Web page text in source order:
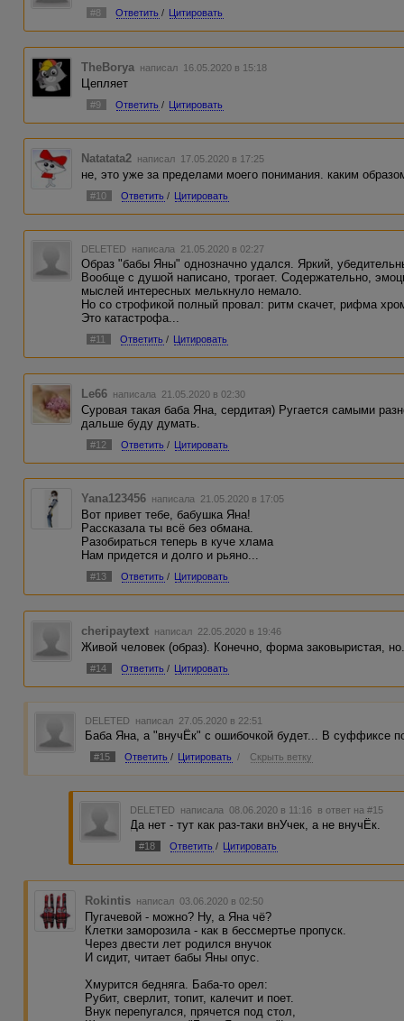
#8 Ответить / Цитировать
TheBorya написал 16.05.2020 в 15:18
Цепляет
#9 Ответить / Цитировать
Natatata2 написал 17.05.2020 в 17:25
не, это уже за пределами моего понимания. каким
#10 Ответить / Цитировать
DELETED написала 21.05.2020 в 02:27
Образ "бабы Яны" однозначно удался. Яркий,
Вообще с душой написано, трогает. Содержательно,
мыслей интересных мелькнуло немало.
Но со строфикой полный провал: ритм скачет, рифма
Это катастрофа...
#11 Ответить / Цитировать
Le66 написала 21.05.2020 в 02:30
Суровая такая баба Яна, сердитая) Ругается самыми
дальше буду думать.
#12 Ответить / Цитировать
Yana123456 написала 21.05.2020 в 17:05
Вот привет тебе, бабушка Яна!
Рассказала ты всё без обмана.
Разобираться теперь в куче хлама
Нам придется и долго и рьяно...
#13 Ответить / Цитировать
cheripaytext написал 22.05.2020 в 19:46
Живой человек (образ). Конечно, форма заковыристая,
#14 Ответить / Цитировать
DELETED написал 27.05.2020 в 22:51
Баба Яна, а "внучЁк" с ошибочкой будет... В суффиксе
#15 Ответить / Цитировать / Скрыть ветку
DELETED написала 08.06.2020 в 11:16 в ответ на #15
Да нет - тут как раз-таки внУчек, а не внучЁк.
#18 Ответить / Цитировать
Rokintis написал 03.06.2020 в 02:50
Пугачевой - можно? Ну, а Яна чё?
Клетки заморозила - как в бессмертье пропуск.
Через двести лет родился внучок
И сидит, читает бабы Яны опус.
Хмурится бедняга. Баба-то орел:
Рубит, сверлит, топит, калечит и поет.
Внук перепугался, прячется под стол,